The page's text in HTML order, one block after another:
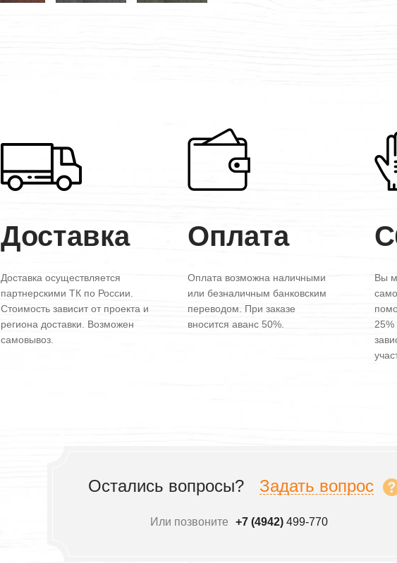
Доставка
Доставка осуществляется
партнерскими ТК по России.
Стоимость зависит от проекта и
региона доставки. Возможен
самовывоз.
Оплата
Оплата возможна наличными
или безналичным банковским
переводом. При заказе
вносится аванс 50%.
Вы
25%
Остались вопросы? Задать вопрос
Или позвоните +7 (4942) 499-770